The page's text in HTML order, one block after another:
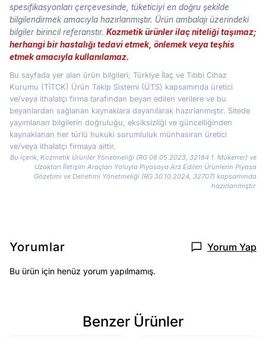
spesifikasyonları çerçevesinde, tüketiciyi en doğru şekilde
bilgilendirmek amacıyla hazırlanmıştır. Ürün ambalajı üzerindeki
bilgiler birincil referanstır. Kozmetik ürünler ilaç niteliği taşımaz;
herhangi bir hastalığı tedavi etmek, önlemek veya teşhis
etmek amacıyla kullanılamaz.
Bu sayfada yer alan ürün bilgileri; Türkiye İlaç ve Tıbbi Cihaz
Kurumu (TİTCK) Ürün Takip Sistemi (ÜTS) kapsamında üretici
ve/veya ithalatçı firma tarafından beyan edilen verilere ve bu
beyanlardan sağlanan kaynaklara dayanılarak hazırlanmıştır. Sitede
yayımlanan bilgilerin doğruluğu, eksiksizliği ve güncelliğinden
kaynaklanan her türlü hukuki sorumluluk münhasıran üretici
ve/veya ithalatçı firmaya aittir.
Bu içerik, Kozmetik Ürünler Yönetmeliği (RG 08.05.2023, 32184 1. Mükerrer) ve
Uzaktan İletişim Araçları Yoluyla Piyasaya Arz Edilen Ürünlerin Piyasa
Gözetimi ve Denetimi Yönetmeliği (RG 30.10.2024, 32707) kapsamında
hazırlanmıştır.
Yorumlar Yorum Yap
Bu ürün için henüz yorum yapılmamış.
Benzer Ürünler